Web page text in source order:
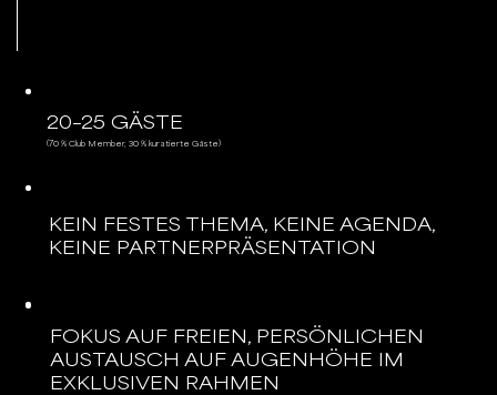
20–25 GÄSTE
(70 % Club Member, 30 % kuratierte Gäste)
KEIN FESTES THEMA, KEINE AGENDA,
KEINE PARTNERPRÄSENTATION
FOKUS AUF FREIEN, PERSÖNLICHEN
AUSTAUSCH AUF AUGENHÖHE IM
EXKLUSIVEN RAHMEN